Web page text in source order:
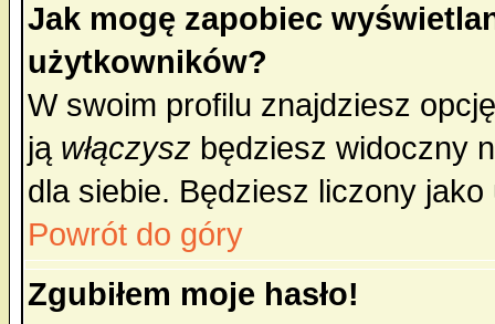
Jak mogę zapobiec
użytkowników?
W swoim profilu znajdziesz
ją włączysz będziesz widoczny
dla siebie. Będziesz liczony
Powrót do góry
Zgubiłem moje hasło!